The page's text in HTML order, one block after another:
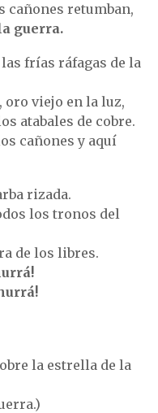
cañones retumban,
guerra.
frías ráfagas de la
oro viejo en la luz,
atabales de cobre.
cañones y aquí
rizada.
los tronos del
de los libres.
la estrella de la